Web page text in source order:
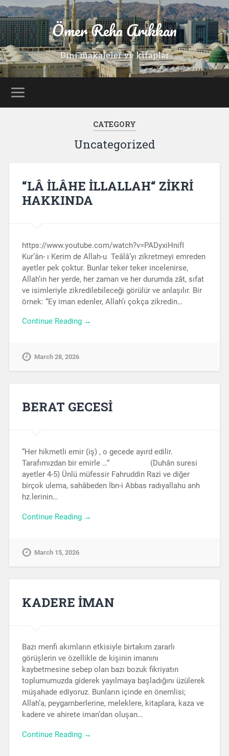
Ömer Reha Arıkkan
Dini makaleler ve kitaplar
CATEGORY
Uncategorized
“LÂ İLÂHE İLLALLAH“ ZİKRİ
HAKKINDA
https://www.youtube.com/watch?v=PADyxiHnifI
Kur’ân- ı Kerim de Allah-u Teâlâ’yı zikretmeyi emreden
ayetler pek çoktur. Bunlar teker teker incelenirse,
Allah’ın her yerde, her zaman ve her durumda zât, sıfat
ve isimleriyle zikredilebileceği görülür ve anlaşılır. Bir
örnek: “Ey iman edenler, Allah’ı çokça zikredin…
Continue Reading →
March 28, 2026
BERAT GECESİ
“Her hikmetli emir (iş) , o gecede ayırd edilir.
Tarafımızdan bir emirle …“ (Duhân suresi
ayetler 4-5) Ünlü müfessir Fahruddin Razi ve diğer
birçok ulema, sahâbeden İbn-i Abbas radıyallahu anh
hz.lerinin…
Continue Reading →
March 15, 2026
KADERE İMAN
Bazı menfi akımların etkisiyle birtakım zararlı
görüşlerin ve özellikle de kişinin imanını
kaybetmesine sebep olan bazı bozuk fikriyatın
toplumumuzda giderek yayılmaya başladığını üzülerek
müşahade ediyoruz. Bunların içinde en önemlisi;
Allah’a, peygamberlerine, meleklere, kitaplara, kaza ve
kadere ve ahirete iman’dan oluşan…
Continue Reading →